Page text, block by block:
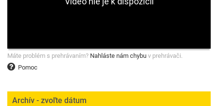
Pomoc
Máte problém s prehrávaním? Nahláste nám chybu v prehrávači.
Archív - zvoľte dátum